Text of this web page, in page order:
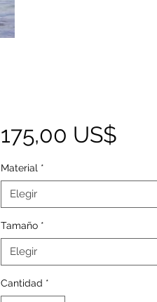
175,00 US$
Material *
Elegir
Tamaño *
Elegir
Cantidad *